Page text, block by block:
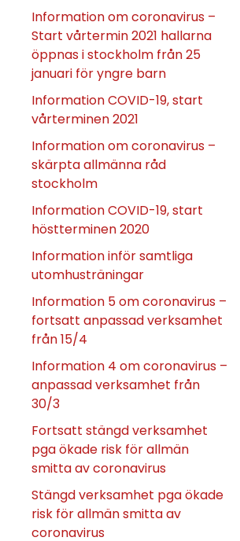
Information om coronavirus –
Start vårtermin 2021 hallarna
öppnas i stockholm från 25
januari för yngre barn
Information COVID-19, start
vårterminen 2021
Information om coronavirus –
skärpta allmänna råd
stockholm
Information COVID-19, start
höstterminen 2020
Information inför samtliga
utomhusträningar
Information 5 om coronavirus –
fortsatt anpassad verksamhet
från 15/4
Information 4 om coronavirus –
anpassad verksamhet från
30/3
Fortsatt stängd verksamhet
pga ökade risk för allmän
smitta av coronavirus
Stängd verksamhet pga ökade
risk för allmän smitta av
coronavirus